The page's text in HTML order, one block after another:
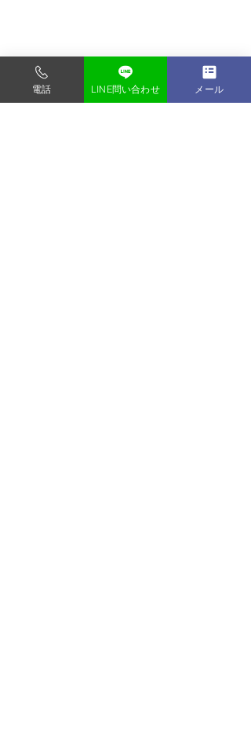
📸 オーディションは第一印象がすべ
て。
写真一枚で未来が変わるかもしれませ
電話 LINE問い合わせ メール